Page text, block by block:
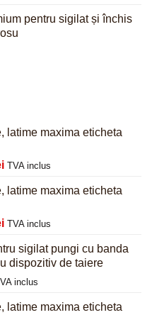
pentru sigilat și închis
latime maxima eticheta
Prețul
este:
TVA inclus
latime maxima eticheta
Prețul
este:
625,00 lei.
TVA inclus
sigilat pungi cu banda
dispozitiv de taiere
inclus
latime maxima eticheta